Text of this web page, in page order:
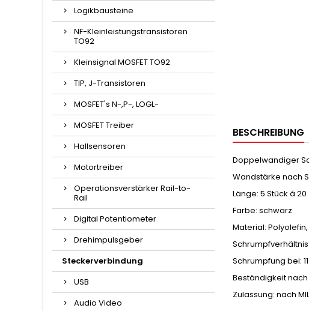
Logikbausteine
NF-Kleinleistungstransistoren
TO92
Kleinsignal MOSFET TO92
TIP, J-Transistoren
MOSFET's N-,P-, LOGL-
MOSFET Treiber
Hallsensoren
Motortreiber
Operationsverstärker Rail-to-
Rail
Digital Potentiometer
Drehimpulsgeber
Steckerverbindung
USB
Audio Video
BESCHREIBUNG
Doppelwandiger
Wandstärke nach
Länge: 5 Stück á 20
Farbe: schwarz
Material:
Schrumpfverhältnis:
Schrumpfung bei:
Beständigkeit
Zulassung: nach